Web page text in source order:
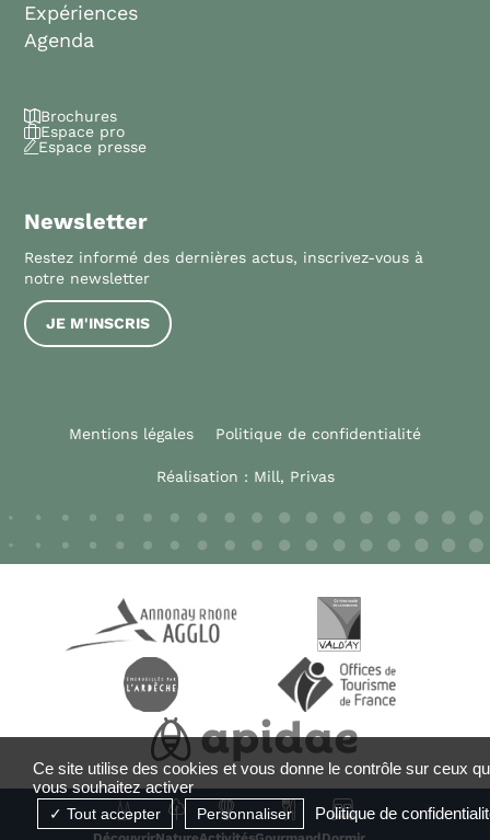
Expériences
Agenda
Brochures
Espace pro
Espace presse
Newsletter
Restez informé des dernières actus, inscrivez-vous à
notre newsletter
JE M'INSCRIS
Mentions légales Politique de confidentialité
Réalisation : Mill, Privas
Ce site utilise des cookies et vous donne le contrôle sur ceux
vous souhaitez activer
Tout accepter Personnaliser Politique de